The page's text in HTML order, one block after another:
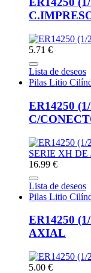
5.71 €
Lista de deseos
Pilas Litio
ER14250
C/
16.99 €
Lista de deseos
Pilas Litio
ER14250
AXIAL
5.00 €